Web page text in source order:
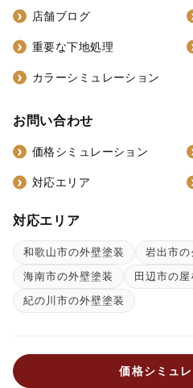
店舗ブログ
重要な下地処理
カラーシミュレーション
お問い合わせ
価格シミュレーション
対応エリア
対応エリア
和歌山市の外壁塗装
岩出市
海南市の外壁塗装
田辺市の屋
紀の川市の外壁塗装
価格シミュ